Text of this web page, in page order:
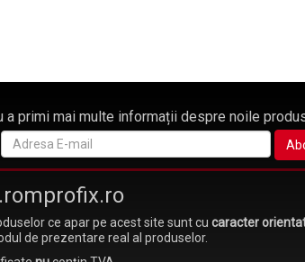
a primi mai multe informații despre noile
ce apar pe acest site sunt cucaracter
de prezentare real al produselor.